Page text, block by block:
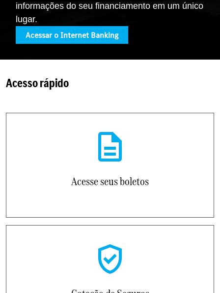
informações do seu financiamento em um único
lugar.
Acessar o Internet Banking
Acesso rápido
Acesse seus boletos